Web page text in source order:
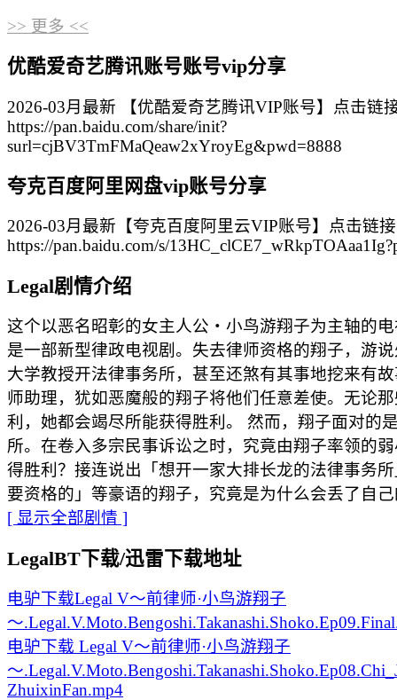
>> 更多 <<
优酷爱奇艺腾讯账号账号vip分享
2026-03月最新 【优酷爱奇艺腾讯VIP账号】点击链
https://pan.baidu.com/share/init?
surl=cjBV3TmFMaQeaw2xYroyEg&pwd=8888
夸克百度阿里网盘vip账号分享
2026-03月最新【夸克百度阿里云VIP账号】点击链
https://pan.baidu.com/s/
Legal剧情介绍
这个以恶名昭彰的女主人公・小鸟游翔子为主轴的
是一部新型律政电视剧。失去律师资格的翔子，游
大学教授开法律事务所，甚至还煞有其事地挖来有
师助理，犹如恶魔般的翔子将他们任意差使。无论
利，她都会竭尽所能获得胜利。 然而，翔子面对的
所。在卷入多宗民事诉讼之时，究竟由翔子率领的
得胜利？接连说出「想开一家大排长龙的法律事务
要资格的」等豪语的翔子，究竟是为什么会丢了自
[ 显示全部剧情 ]
LegalBT下载/迅雷下载地址
电驴下载Legal V～前律师·小鸟游翔子
～
电驴下载 Legal V～前律师·小鸟游翔子
～
ZhuixinFan.mp4